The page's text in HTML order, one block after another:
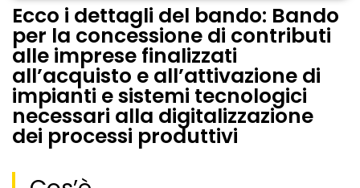
Ecco i dettagli del bando: Bando
per la concessione di contributi
alle imprese finalizzati
all’acquisto e all’attivazione di
impianti e sistemi tecnologici
necessari alla digitalizzazione
dei processi produttivi